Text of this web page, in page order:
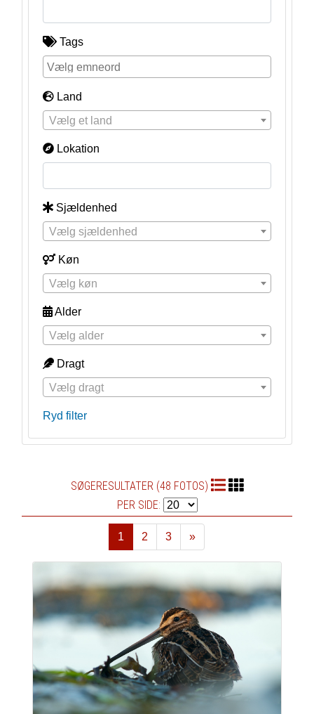
Tags
Land
Vælg et land
Lokation
Sjældenhed
Vælg sjældenhed
Køn
Vælg køn
Alder
Vælg alder
Dragt
Vælg dragt
Ryd filter
SØGERESULTATER (48 FOTOS)
PER SIDE:
1 2 3
»
Næste